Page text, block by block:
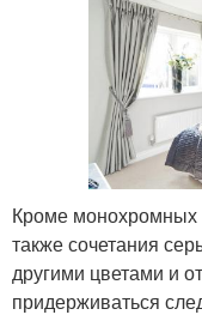
Кроме монохромных
также сочетания
другими цветами и
придерживаться